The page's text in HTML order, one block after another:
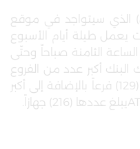
الذي سيتواجد في موقع
يعمل طيلة أيام الأسبوع
الثامنة صباحاّ وحتّى
أكبر عدد من الفروع
العاملة داخل المملكة وتبلغ حالياً (129) فرعاً بالإضافة إلى أكبر
يبلغ عددها (216) جهازاً.